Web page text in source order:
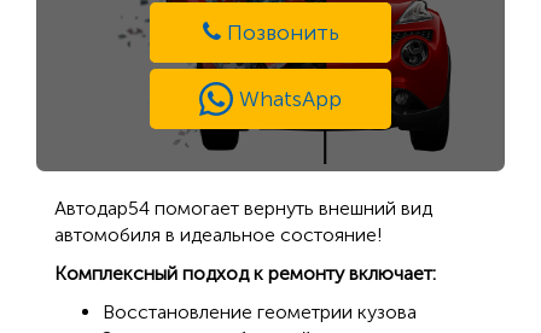
Позвонить
WhatsApp
Автодар54 помогает вернуть внешний вид
автомобиля в идеальное состояние!
Комплексный подход к ремонту включает:
Восстановление геометрии кузова